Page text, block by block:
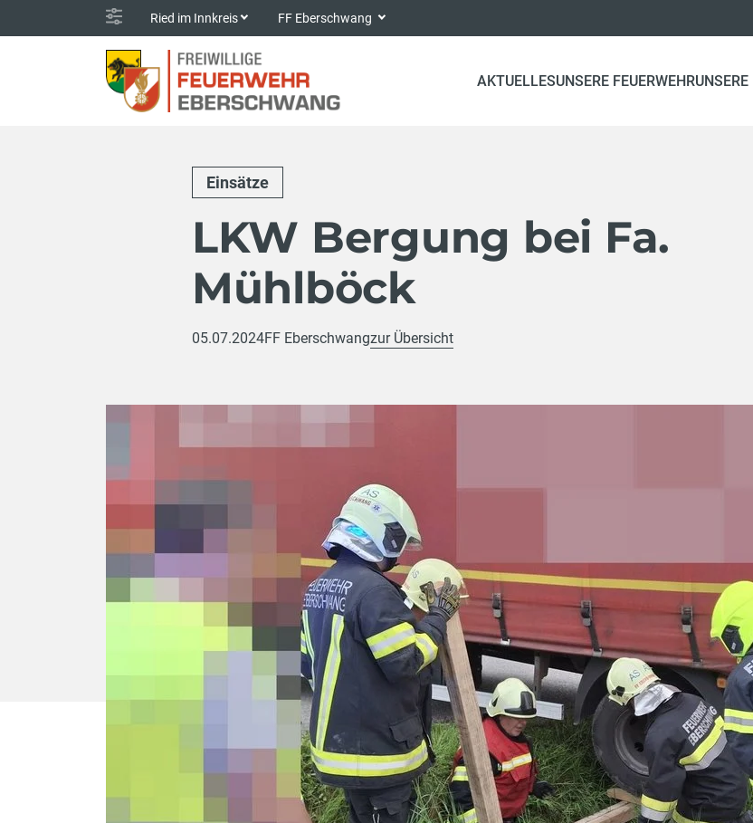
Ried im Innkreis FF Eberschwang
AKTUELLESUNSERE FEUERWEHR
Einsätze
LKW Bergung bei Fa.
Mühlböck
05.07.2024FF Eberschwangzur Übersicht